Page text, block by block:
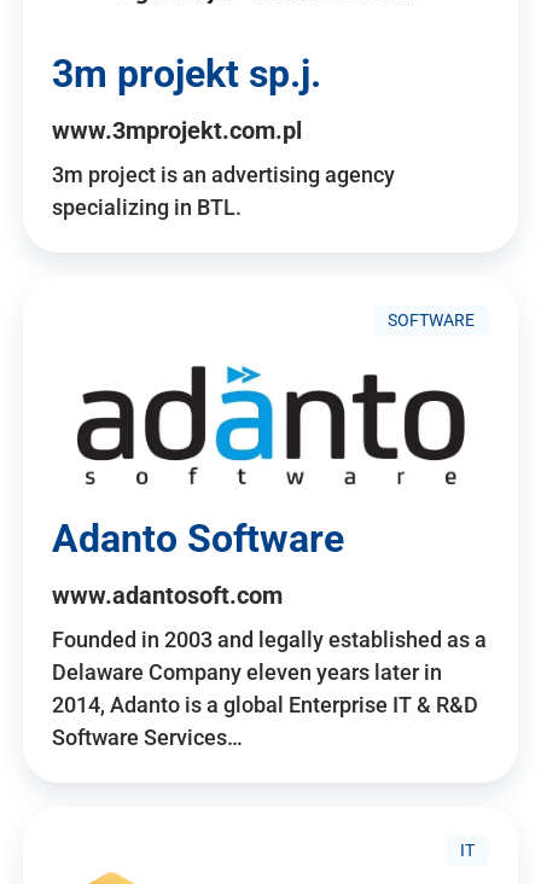
3m projekt sp.j.
www.3mprojekt.com.pl
3m project is an advertising agency
specializing in BTL.
SOFTWARE
Adanto Software
www.adantosoft.com
Founded in 2003 and legally established as a
Delaware Company eleven years later in
2014, Adanto is a global Enterprise IT & R&D
Software Services…
IT